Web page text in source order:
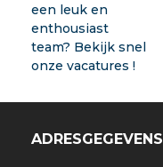
een leuk en
enthousiast
team? Bekijk snel
onze vacatures !
ADRESGEGEVENS